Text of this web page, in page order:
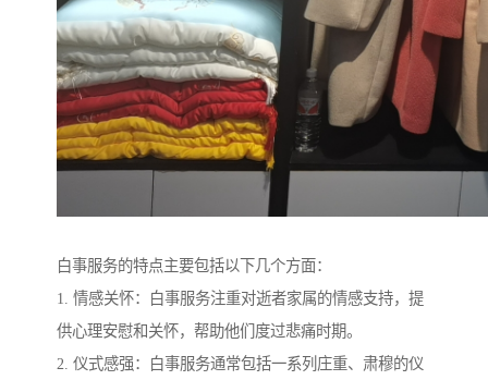
白事服务的特点主要包括以下几个方面：
1. 情感关怀：白事服务注重对逝者家属的情感支持，提
供心理安慰和关怀，帮助他们度过悲痛时期。
2. 仪式感强：白事服务通常包括一系列庄重、肃穆的仪